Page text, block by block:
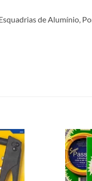
de Alumínio,